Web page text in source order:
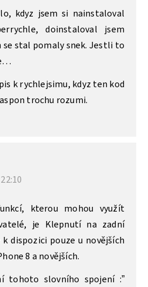
kdyz jsem si nainstaloval
doinstaloval jsem
se stal pomaly snek. Jestli to
k rychlejsimu, kdyz ten kod
trochu rozumi.
22:10
kterou mohou využít
je Klepnutí na zadní
dispozici pouze u novějších
8 a novějších.
tohoto slovního spojení :”